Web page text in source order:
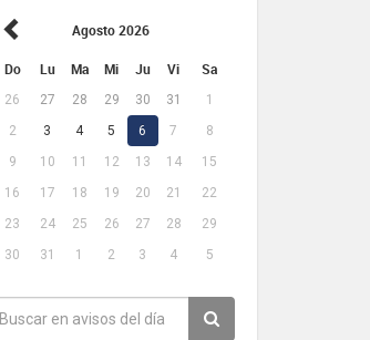
Agosto 2026
Do Lu Ma Mi Ju Vi Sa
26 27 28 29 30 31
1
2
3 4 5 6 7
8
9
10 11 12 13 14
15
16
17 18 19 20 21
22
23
24 25 26 27 28
29
30
31 1 2 3 4 5